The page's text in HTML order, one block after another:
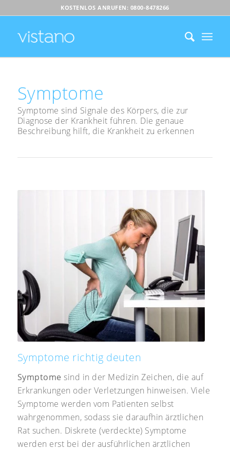
KOSTENLOS ANRUFEN: 0800-8478266
Symptome
Symptome sind Signale des Körpers, die zur
Diagnose der Krankheit führen. Die genaue
Beschreibung hilft, die Krankheit zu erkennen
Symptome richtig deuten
Symptomesind in der Medizin Zeichen, die auf
Erkrankungen oder Verletzungen hinweisen. Viele
Symptome werden vom Patienten selbst
wahrgenommen, sodass sie daraufhin ärztlichen
Rat suchen. Diskrete (verdeckte) Symptome
werden erst bei der ausführlichen ärztlichen